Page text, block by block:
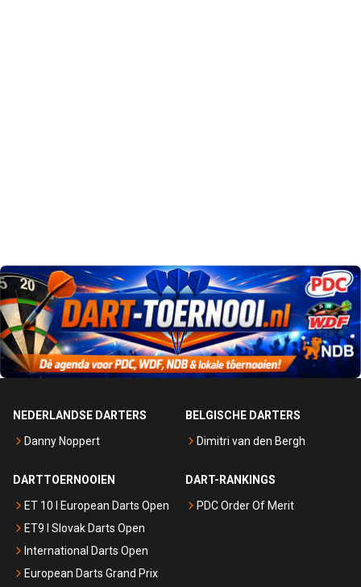
NEDERLANDSE DARTERS
Danny Noppert
BELGISCHE DARTERS
Dimitri van den Bergh
DARTTOERNOOIEN
ET 10 I European Darts Open
ET9 I Slovak Darts Open
International Darts Open
European Darts Grand Prix
DART-RANKINGS
PDC Order Of Merit